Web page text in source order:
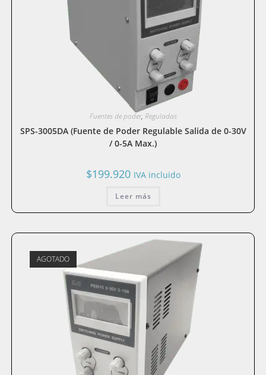
Fuentes de poder, Reguladas
SPS-3005DA (Fuente de Poder Regulable Salida de 0-30V
/ 0-5A Max.)
$199.920 IVA incluido
Leer más
AGOTADO